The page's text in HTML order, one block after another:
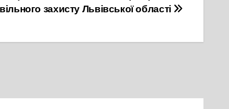
захисту Львівської області